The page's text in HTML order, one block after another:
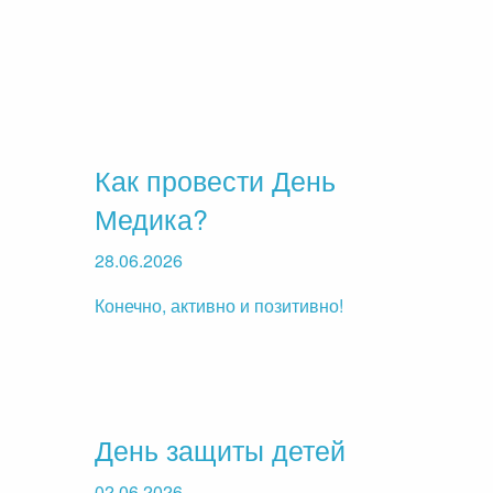
Как провести День
Медика?
28.06.2026
Конечно, активно и позитивно!
День защиты детей